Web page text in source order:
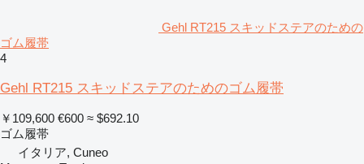
Gehl RT215 スキッドステアのための
ゴム履帯
4
Gehl RT215 スキッドステアのためのゴム履帯
￥109,600 €600 ≈ $692.10
ゴム履帯
イタリア, Cuneo